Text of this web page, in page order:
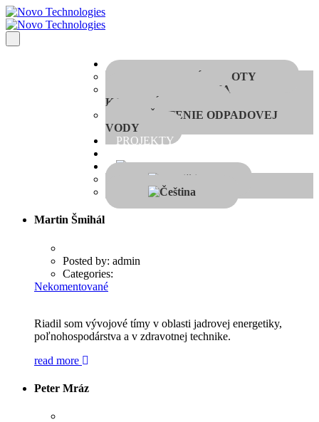
APLIKÁCIE
MOBILNÉ ROBOTY
DIAGNOSTIKA
KARCINÓMOV
ČISTENIE ODPADOVEJ
VODY
PROJEKTY
Martin Šmihál
Posted by: admin
Categories:
Nekomentované
Riadil som vývojové tímy v oblasti jadrovej energetiky,
poľnohospodárstva a v zdravotnej technike.
read more
Peter Mráz